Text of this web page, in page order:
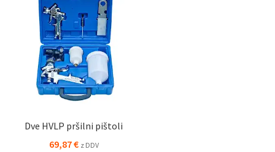
Dve HVLP pršilni pištoli
69,87€ z DDV